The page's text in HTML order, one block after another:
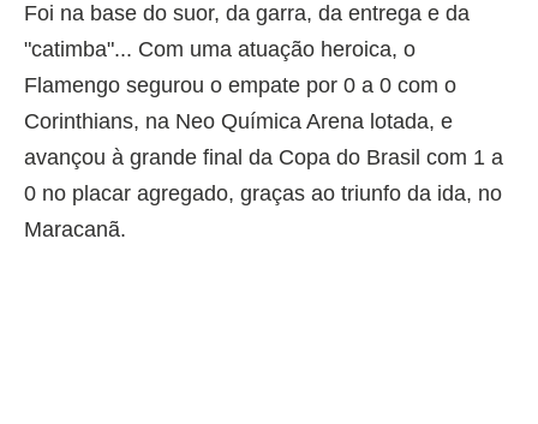
Foi na base do suor, da garra, da entrega e da
"catimba"... Com uma atuação heroica, o
Flamengo segurou o empate por 0 a 0 com o
Corinthians, na Neo Química Arena lotada, e
avançou à grande final da Copa do Brasil com 1 a
0 no placar agregado, graças ao triunfo da ida, no
Maracanã.